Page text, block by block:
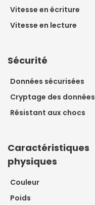
Vitesse en écriture
Vitesse en lecture
Sécurité
Données sécurisées
Cryptage des données
Résistant aux chocs
Caractéristiques
physiques
Couleur
Poids